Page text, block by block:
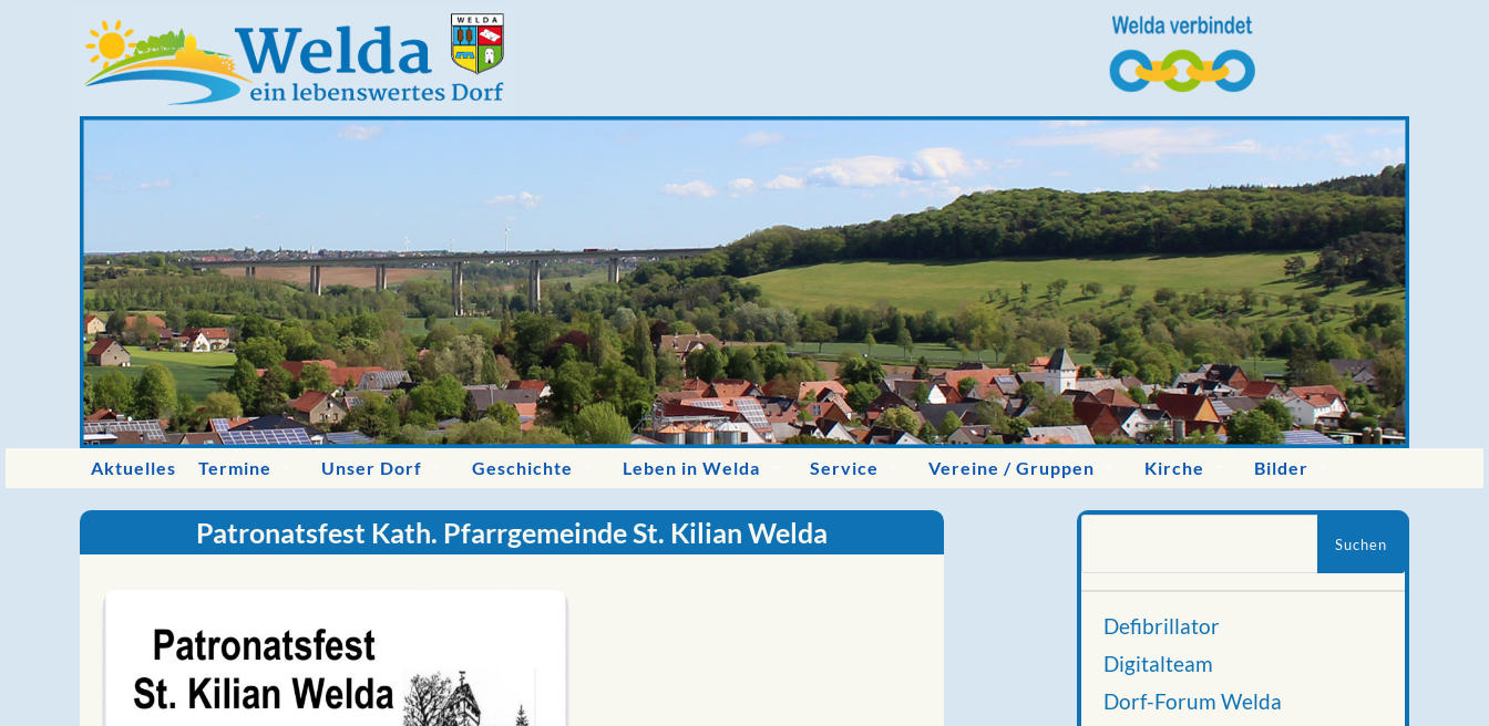
Aktuelles Termine Unser Dorf Geschichte Leben in Welda Service Vereine / Gruppen Kirche Bilder
Patronatsfest Kath. Pfarrgemeinde St. Kilian Welda
Suchen
Defibrillator
Digitalteam
Dorf-Forum Welda